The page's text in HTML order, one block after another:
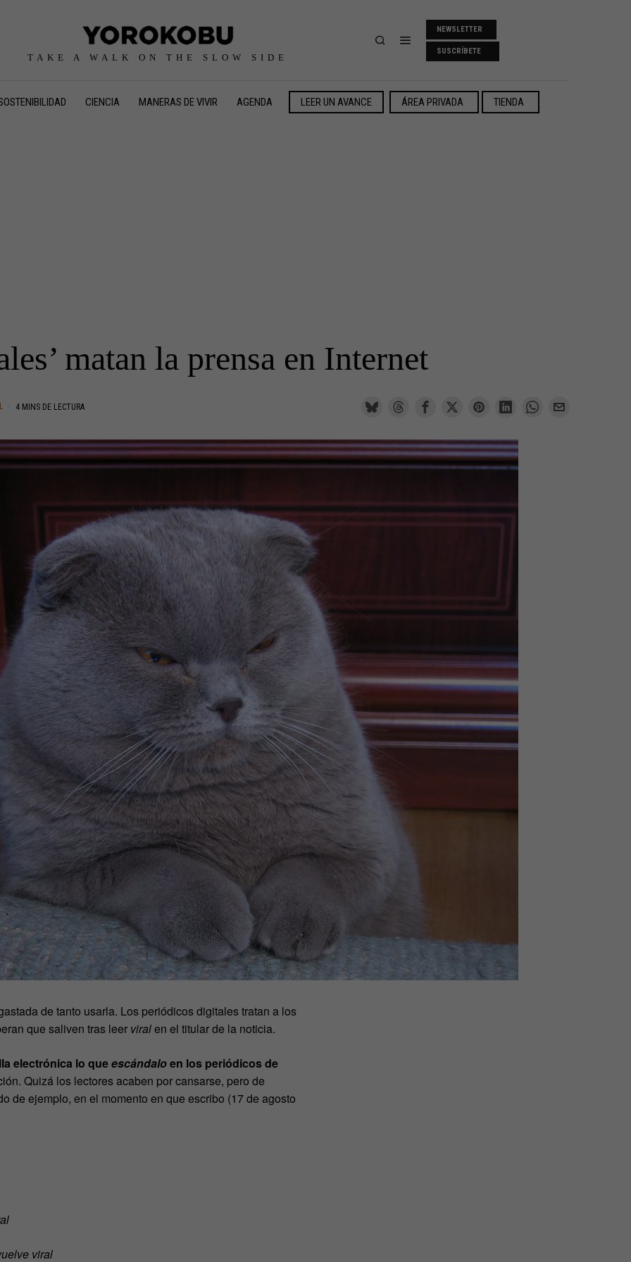
TAKE A WALK ON THE SLOW SIDE
NEWSLETTER
SUSCRÍBETE
CIENCIA MANERAS DE VIVIR AGENDA LEER UN AVANCE ÁREA PRIVADA TIENDA
matan la prensa en Internet
4 MINS DE LECTURA
de tanto usarla. Los periódicos digitales tratan a los
que saliven tras leer viralen el titular de la noticia.
electrónica lo queescándaloen los periódicos de
Quizá los lectores acaben por cansarse, pero de
de ejemplo, en el momento en que escribo (17 de agosto
viral